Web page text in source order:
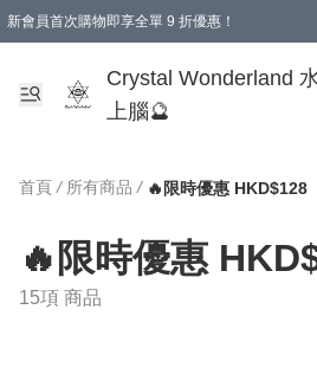
新會員首次購物即享全單 9 折優惠！
Crystal Wonderland
上腦🔮
首頁 / 所有商品 / 🔥限時優惠 HKD$128
🔥限時優惠
15項 商品